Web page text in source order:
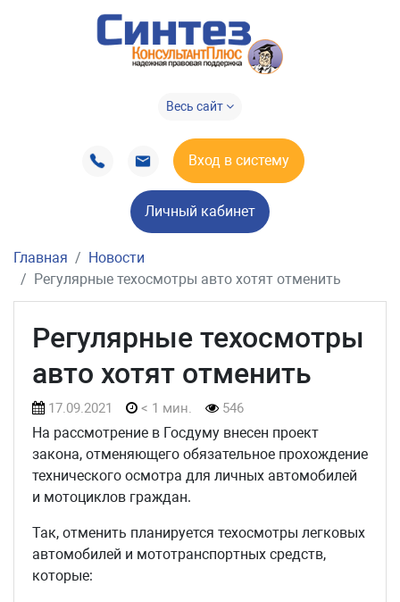
Весь сайт
Вход в систему
Личный кабинет
Главная
Новости
Регулярные техосмотры авто хотят отменить
Регулярные техосмотры
авто хотят отменить
17.09.2021 < 1 мин. 546
На рассмотрение в Госдуму внесен проект
закона, отменяющего обязательное прохождение
технического осмотра для личных автомобилей
и мотоциклов граждан.
Так, отменить планируется техосмотры легковых
автомобилей и мототранспортных средств,
которые: